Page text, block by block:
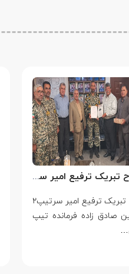
اهدای لوح تبریک ترفیع امیر سرتیپ۲ ستاد حسین صادق زاده فرمانده تیپ ۲۵ واکنش سریع شهید آبگون نزاجا مستقر در تبریز
اهدای لوح تبریک ترفیع امیر سرتیپ۲
صادق زاده فرمانده تیپ